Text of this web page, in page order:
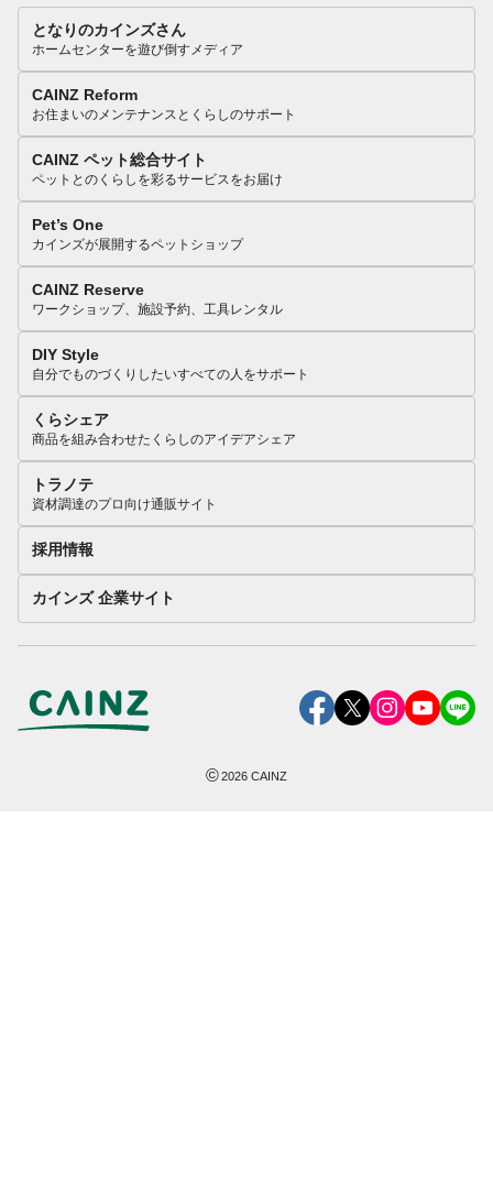
となりのカインズさん
ホームセンターを遊び倒すメディア
CAINZ Reform
お住まいのメンテナンスとくらしのサポート
CAINZ ペット総合サイト
ペットとのくらしを彩るサービスをお届け
Pet’s One
カインズが展開するペットショップ
CAINZ Reserve
ワークショップ、施設予約、工具レンタル
DIY Style
自分でものづくりしたいすべての人をサポート
くらシェア
商品を組み合わせたくらしのアイデアシェア
トラノテ
資材調達のプロ向け通販サイト
採用情報
カインズ 企業サイト
©2026 CAINZ